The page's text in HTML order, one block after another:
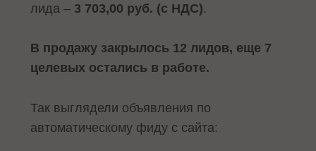
лида – 3 703,00 руб. (с НДС).
В продажу закрылось 12 лидов, еще 7
целевых остались в работе.
Так выглядели объявления по
автоматическому фиду с сайта: